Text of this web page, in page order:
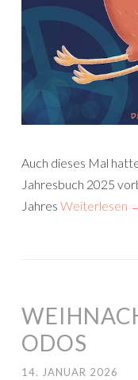
Auch dieses Mal
Jahresbuch 2025
Jahres Weiterlesen
ODOS
14. JANUAR 2026